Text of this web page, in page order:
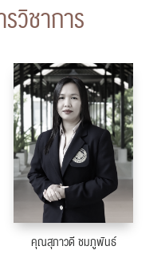
วิชาการ
คุณสุภาวดี ชมภูพันธ์